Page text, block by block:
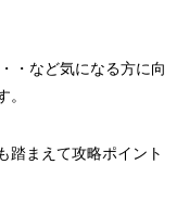
・など気になる方に向
踏まえて攻略ポイント